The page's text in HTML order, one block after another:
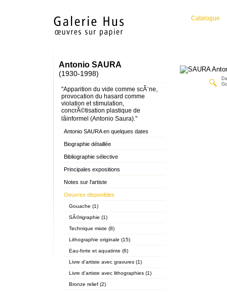
Catalogue
Antonio SAURA
(1930-1998)
"Apparition du vide comme scÃ¨ne,
provocation du hasard comme
violation et stimulation,
concrÃ©tisation plastique de
lâinformel (Antonio Saura)."
Antonio SAURA en quelques dates
Biographie détaillée
Bibliographie sélective
Principales expositions
Notes sur l'artiste
Oeuvres disponibles
Gouache (1)
SÃ©rigraphie (1)
Technique mixte (8)
Lithographie originale (15)
Eau-forte et aquatinte (6)
Livre d'artiste avec gravures (1)
Livre d'artiste avec lithographies (1)
Bronze relief (2)